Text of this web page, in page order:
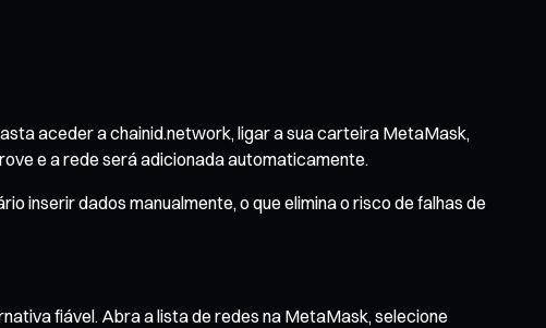
aceder a chainid.network, ligar a sua carteira MetaMask,
e a rede será adicionada automaticamente.
inserir dados manualmente, o que elimina o risco de falhas de
fiável. Abra a lista de redes na MetaMask, selecione